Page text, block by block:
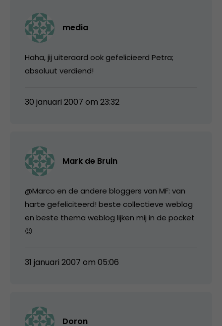
media
Haha, jij uiteraard ook gefelicieerd Petra;
absoluut verdiend!
30 januari 2007 om 23:32
Mark de Bruin
@Marco en de andere bloggers van MF: van
harte gefeliciteerd! beste collectieve weblog
en beste thema weblog lijken mij in de pocket
😉
31 januari 2007 om 05:06
Doron